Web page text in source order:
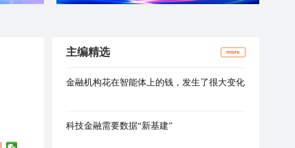
主编精选 more
金融机构花在智能体上的钱，发生了很大变化
科技金融需要数据“新基建”